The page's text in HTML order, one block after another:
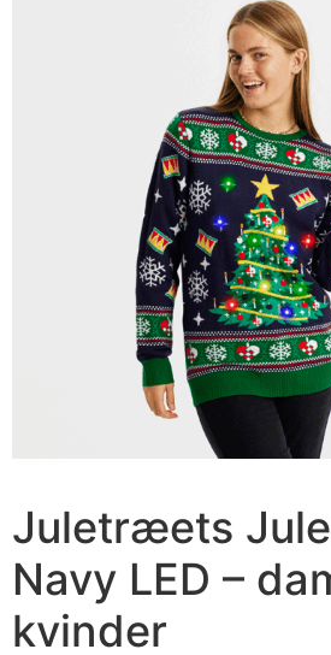
Juletræets
Navy LED –
kvinder